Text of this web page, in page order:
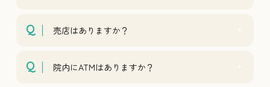
売店はありますか？
院内にATMはありますか？